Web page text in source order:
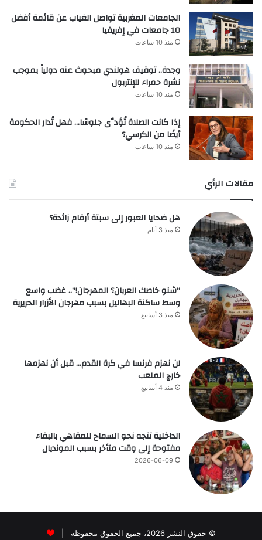
الجامعات المغربية تواصل الغياب عن قائمة أفضل
10 جامعات في إفريقيا
منذ 10 ساعات
وجدة.. توقيف هولندي مبحوث عنه دولياً بموجب
نشرة حمراء للإنتربول
منذ 10 ساعات
إذا كانت الصلاة تُؤدَّى جلوسًا… فهل تُدار الحكومة
أيضًا من الكرسي؟
منذ 10 ساعات
مقالات الرأي
هل ضحايا العبور إلى سبتة أرقام زائدة؟
منذ 3 أيام
“شنو خاصك العريان؟ المهرجان!”.. غضب واسع
وسط ساكنة البهاليل بسبب مهرجان الأزرار الحريرية
منذ 3 أسابيع
لن نهزم فرنسا في كرة القدم… قبل أن نهزمها
خارج الملعب
منذ 4 أسابيع
الداخلية تتجه نحو السماح للمقاهي بالبقاء
مفتوحة إلى وقت متأخر بسبب المونديال
2026-06-09
© حقوق النشر 2026، جميع الحقوق محفوظة |